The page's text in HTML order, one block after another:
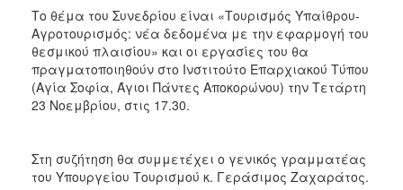
Προγράμματα
Προσχολική
Αγωγή
Κοιμητήρια
Κέντρο
Το θέμα του Συνεδρίου είναι «Τουρισμός Υπαίθρου-
Αγροτουρισμός: νέα δεδομένα με την εφαρμογή του
θεσμικού πλαισίου» και οι εργασίες του θα
πραγματοποιηθούν στο Ινστιτούτο Επαρχιακού Τύπου
(Αγία Σοφία, Άγιοι Πάντες Αποκορώνου) την Τετάρτη
23 Νοεμβρίου, στις 17.30.
Στη συζήτηση θα συμμετέχει ο γενικός γραμματέας
του Υπουργείου Τουρισμού κ. Γεράσιμος Ζαχαράτος.